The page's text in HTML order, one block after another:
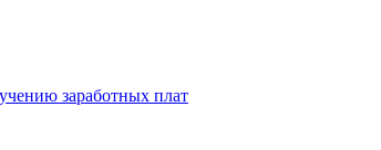
заработных плат